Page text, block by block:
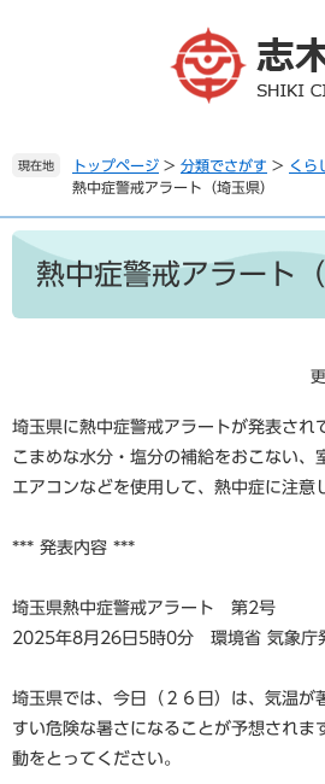
。
て
本
現在地 トップページ > 分類でさがす > くら
熱中症警戒アラート（埼玉県）
本
熱中症警戒アラート
埼玉県に熱中症警戒アラートが発表され
こまめな水分・塩分の補給をおこない、
エアコンなどを使用して、熱中症に注意
*** 発表内容 ***
埼玉県熱中症警戒アラート 第2号
2025年8月26日5時0分 環境省 気象庁
埼玉県では、今日（２６日）は、気温が
すい危険な暑さになることが予想されま
動をとってください。